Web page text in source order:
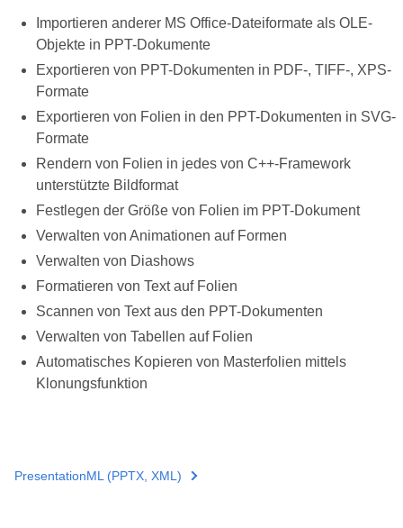
Importieren anderer MS Office-Dateiformate als OLE-
Objekte in PPT-Dokumente
Exportieren von PPT-Dokumenten in PDF-, TIFF-, XPS-
Formate
Exportieren von Folien in den PPT-Dokumenten in SVG-
Formate
Rendern von Folien in jedes von C++-Framework
unterstützte Bildformat
Festlegen der Größe von Folien im PPT-Dokument
Verwalten von Animationen auf Formen
Verwalten von Diashows
Formatieren von Text auf Folien
Scannen von Text aus den PPT-Dokumenten
Verwalten von Tabellen auf Folien
Automatisches Kopieren von Masterfolien mittels
Klonungsfunktion
PresentationML (PPTX, XML)